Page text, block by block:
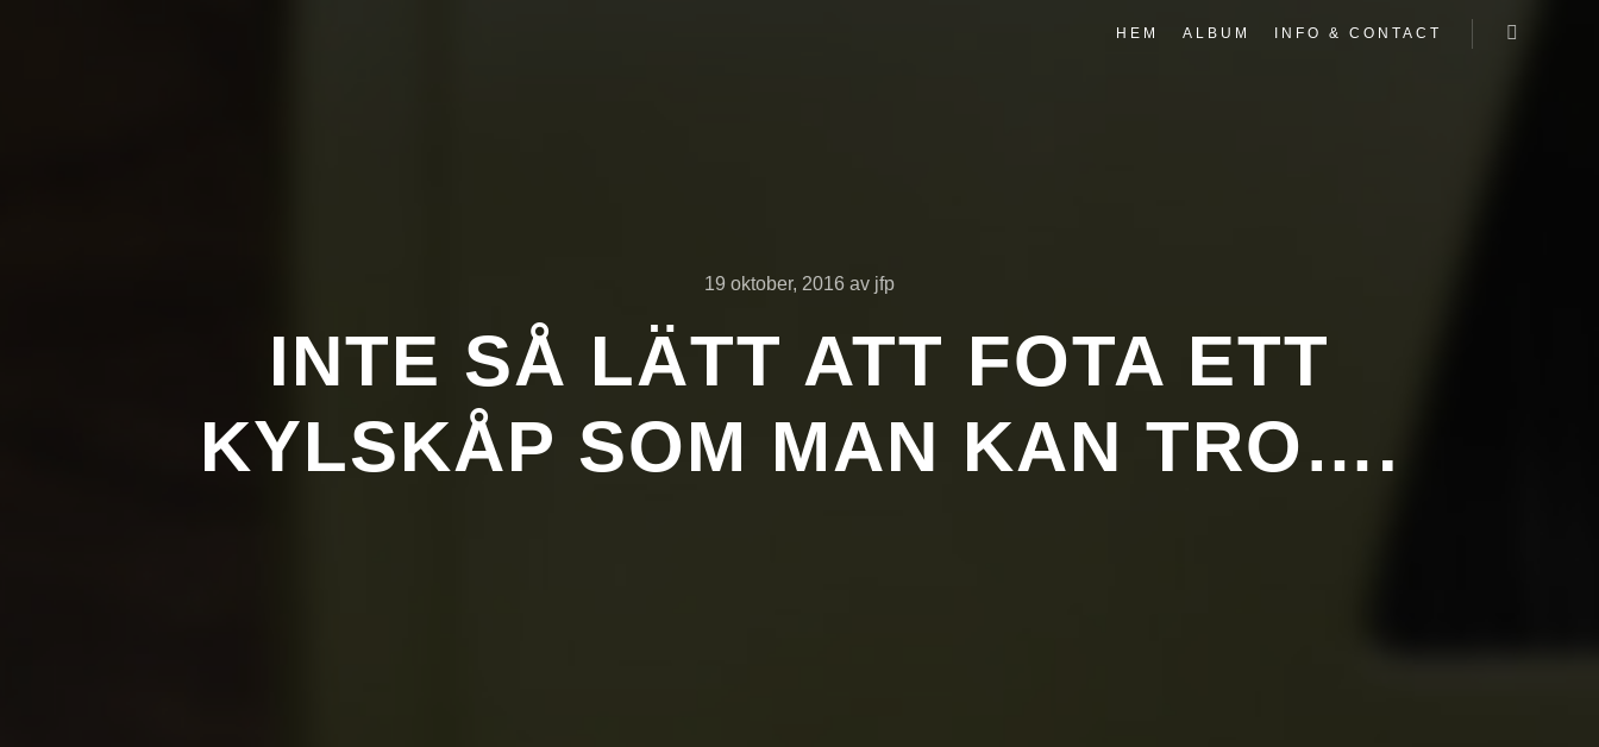
HEM ALBUM INFO & CONTACT
19 oktober, 2016 av jfp
INTE SÅ LÄTT ATT FOTA ETT
KYLSKÅP SOM MAN KAN TRO….